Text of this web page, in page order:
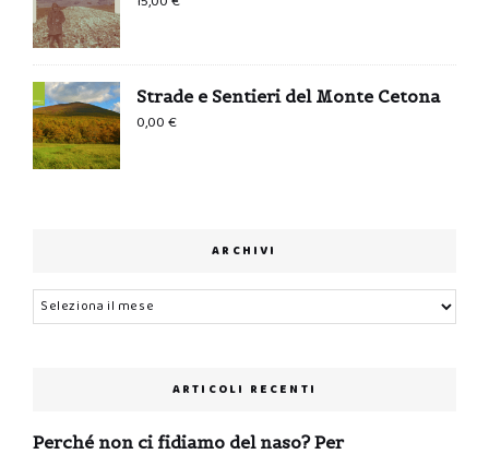
Strade e Sentieri del Monte Cetona
0,00€
ARCHIVI
Archivi
ARTICOLI RECENTI
Perché non ci fidiamo del naso? Per